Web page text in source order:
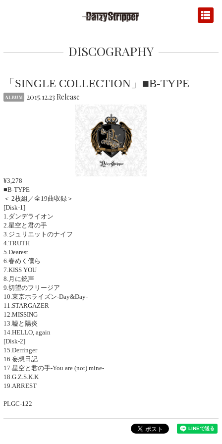
DISCOGRAPHY
「SINGLE COLLECTION」■B-TYPE
ALBUM 2015.12.23 Release
¥3,278
■B-TYPE
＜ 2枚組／全19曲収録＞
[Disk-1]
1.ダンデライオン
2.星空と君の手
3.ジュリエットのナイフ
4.TRUTH
5.Dearest
6.春めく僕ら
7.KISS YOU
8.月に銃声
9.切望のフリージア
10.東京ホライズン-Day&Day-
11.STARGAZER
12.MISSING
13.嘘と陽炎
14.HELLO, again
[Disk-2]
15.Derringer
16.妄想日記
17.星空と君の手-You are (not) mine-
18.G.Z.S.K.K
19.ARREST
PLGC-122